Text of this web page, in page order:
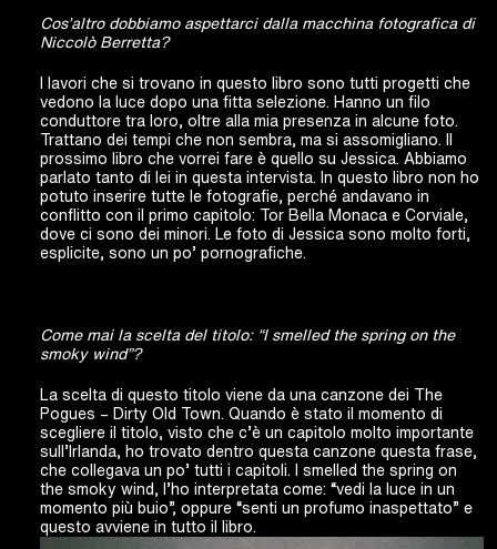
Cos’altro dobbiamo aspettarci dalla macchina fotografica di
Niccolò Berretta?
I lavori che si trovano in questo libro sono tutti progetti che
vedono la luce dopo una fitta selezione. Hanno un filo
conduttore tra loro, oltre alla mia presenza in alcune foto.
Trattano dei tempi che non sembra, ma si assomigliano. Il
prossimo libro che vorrei fare è quello su Jessica. Abbiamo
parlato tanto di lei in questa intervista. In questo libro non ho
potuto inserire tutte le fotografie, perché andavano in
conflitto con il primo capitolo: Tor Bella Monaca e Corviale,
dove ci sono dei minori. Le foto di Jessica sono molto forti,
esplicite, sono un po’ pornografiche.
Come mai la scelta del titolo: “I smelled the spring on the
smoky wind”?
La scelta di questo titolo viene da una canzone dei The
Pogues – Dirty Old Town. Quando è stato il momento di
scegliere il titolo, visto che c’è un capitolo molto importante
sull’Irlanda, ho trovato dentro questa canzone questa frase,
che collegava un po’ tutti i capitoli. I smelled the spring on
the smoky wind, l’ho interpretata come: “vedi la luce in un
momento più buio”, oppure “senti un profumo inaspettato” e
questo avviene in tutto il libro.